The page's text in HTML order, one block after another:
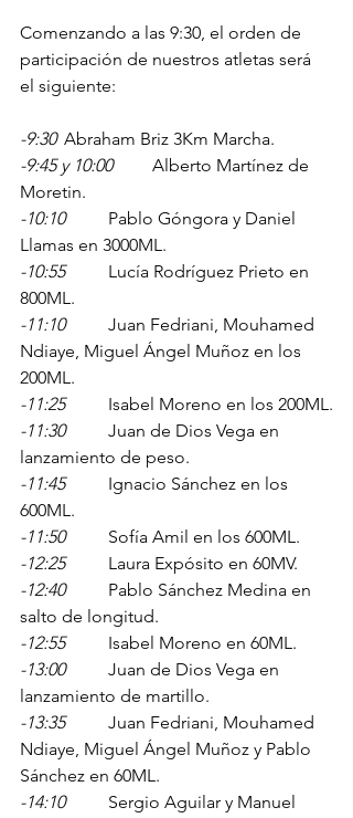
Comenzando a las 9:30, el orden de
participación de nuestros atletas será
el siguiente:
-9:30
	Abraham Briz 3Km Marcha.
-9:45 y 10:00
	Alberto Martínez de
Moretin.
-10:10
	Pablo Góngora y Daniel
Llamas en 3000ML.
-10:55
	Lucía Rodríguez Prieto en
800ML.
-11:10
	Juan Fedriani, Mouhamed
Ndiaye, Miguel Ángel Muñoz en los
200ML.
-11:25
	Isabel Moreno en los 200ML.
-11:30
	Juan de Dios Vega en
lanzamiento de peso.
-11:45
	Ignacio Sánchez en los
600ML.
-11:50
	Sofía Amil en los 600ML.
-12:25
	Laura Expósito en 60MV.
-12:40
	Pablo Sánchez Medina en
salto de longitud.
-12:55
	Isabel Moreno en 60ML.
-13:00
	Juan de Dios Vega en
lanzamiento de martillo.
-13:35
	Juan Fedriani, Mouhamed
Ndiaye, Miguel Ángel Muñoz y Pablo
Sánchez en 60ML.
-14:10
	Sergio Aguilar y Manuel